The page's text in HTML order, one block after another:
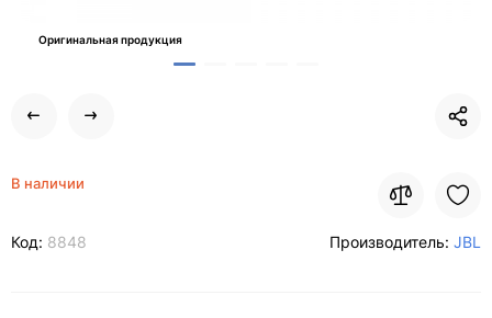
Оригинальная продукция
В наличии
Код: 8848 Производитель: JBL